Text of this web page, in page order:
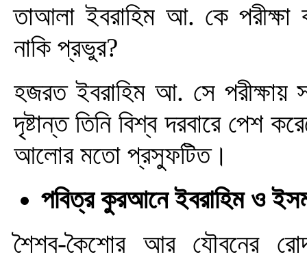
তাআলা ইবরাহিম আ. কে পরীক্ষা
নাকি প্রভুর?
হজরত ইবরাহিম আ. সে পরীক্ষায়
দৃষ্টান্ত তিনি বিশ্ব দরবারে পেশ
আলোর মতো প্রস্ফুটিত।
পবিত্র কুরআনে ইবরাহিম ও
শৈশব-কৈশোর আর যৌবনের